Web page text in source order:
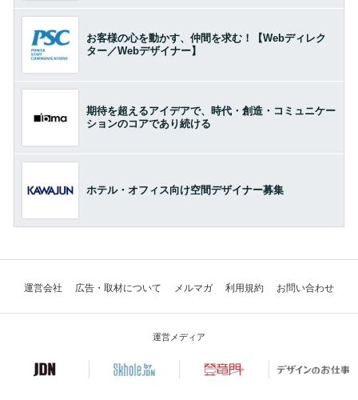
お客様の心を動かす、仲間を求む！【Webディレク
ター／Webデザイナー】
期待を超えるアイデアで、時代・創造・コミュニケー
ションのコアであり続ける
ホテル・オフィス向け空間デザイナー募集
運営会社 広告・取材について メルマガ 利用規約 お問い合わせ
運営メディア